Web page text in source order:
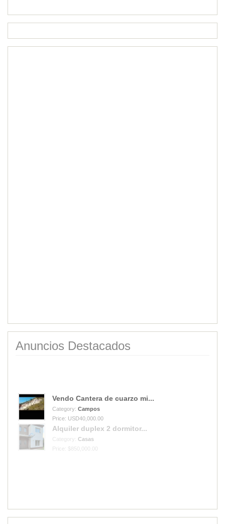
Anuncios Destacados
Alquiler duplex 2 dormitor...
Category: Casas
Price: $850,000.00